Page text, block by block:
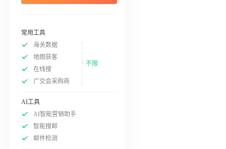
常用工具
海关数据
地图获客
在线搜
广交会采购商
不限
AI工具
AI智能营销助手
智能搜邮
邮件检测